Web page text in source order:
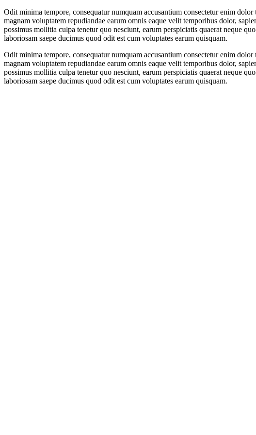
Odit minima tempore, consequatur numquam accusantium consectetur enim
magnam voluptatem repudiandae earum omnis eaque velit temporibus dolor,
possimus mollitia culpa tenetur quo nesciunt, earum perspiciatis quaerat neque
laboriosam saepe ducimus quod odit est cum voluptates earum quisquam.
Odit minima tempore, consequatur numquam accusantium consectetur enim
magnam voluptatem repudiandae earum omnis eaque velit temporibus dolor,
possimus mollitia culpa tenetur quo nesciunt, earum perspiciatis quaerat neque
laboriosam saepe ducimus quod odit est cum voluptates earum quisquam.